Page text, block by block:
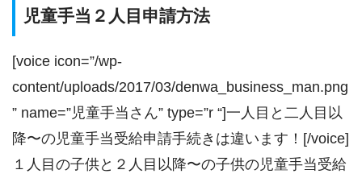
児童手当２人目申請方法
[voice icon=”/wp-
content/uploads/2017/03/denwa_business_man.png
” name=”児童手当さん” type=”r “]一人目と二人目以
降〜の児童手当受給申請手続きは違います！[/voice]
１人目の子供と２人目以降〜の子供の児童手当受給